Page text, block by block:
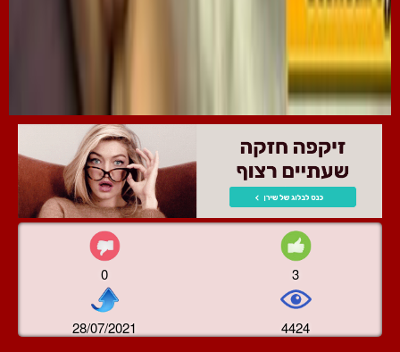
0 3
28/07/2021 4424